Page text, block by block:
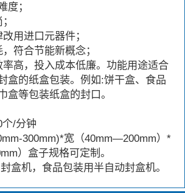
度；
用进口元器件；
符合节能新概念；
高，投入成本低廉。功能用途适合
盒的纸盒包装。例如:饼干盒、食品
盒等包装纸盒的封口。
/分钟
300mm)*宽（40mm—200mm）*
）盒子规格可定制。
盒机，食品包装用半自动封盒机。